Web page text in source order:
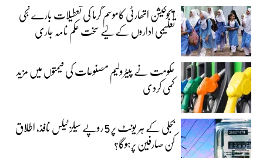
ایجوکیشن اتھارٹی کاموسمِ گرما کی تعطیلات بارے نجی
تعلیمی اداروں کے لیے سخت حکم نامہ جاری
حکومت نے پیٹرولیم مصنوعات کی قیمتوں میں مزید
کمی کردی
بجلی کے ہر یونٹ پر 5 روپے سیلز ٹیکس نافذ، اطلاق
کن صارفین پرہوگا؟